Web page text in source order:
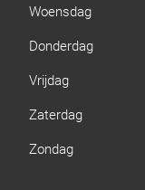
Woensdag
Donderdag
Vrijdag
Zaterdag
Zondag